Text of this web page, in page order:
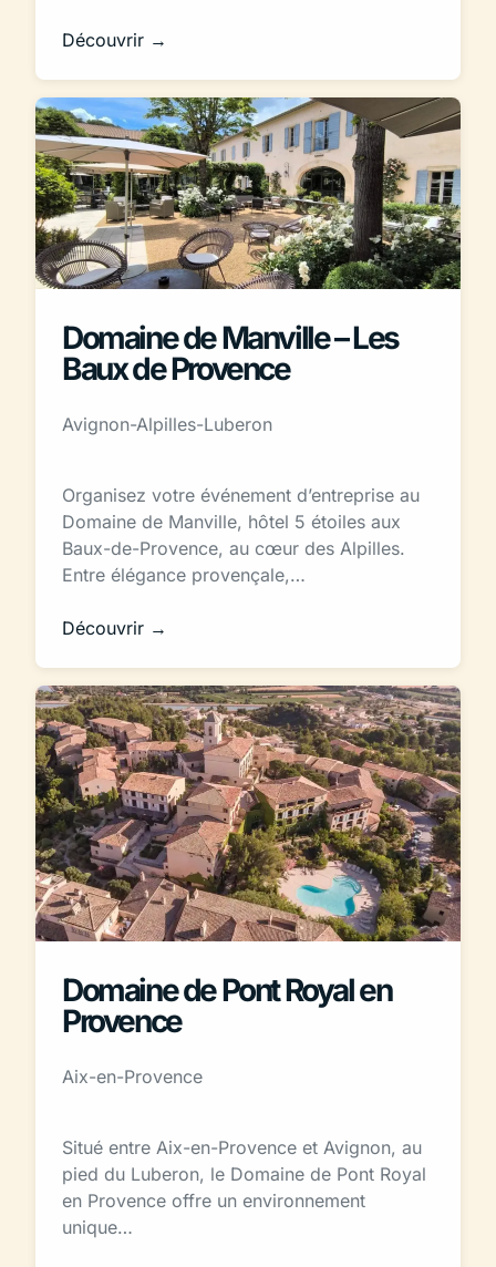
Découvrir →
Domaine de Manville – Les
Baux de Provence
Avignon-Alpilles-Luberon
Organisez votre événement d’entreprise au
Domaine de Manville, hôtel 5 étoiles aux
Baux-de-Provence, au cœur des Alpilles.
Entre élégance provençale,…
Découvrir →
Domaine de Pont Royal en
Provence
Aix-en-Provence
Situé entre Aix-en-Provence et Avignon, au
pied du Luberon, le Domaine de Pont Royal
en Provence offre un environnement
unique…